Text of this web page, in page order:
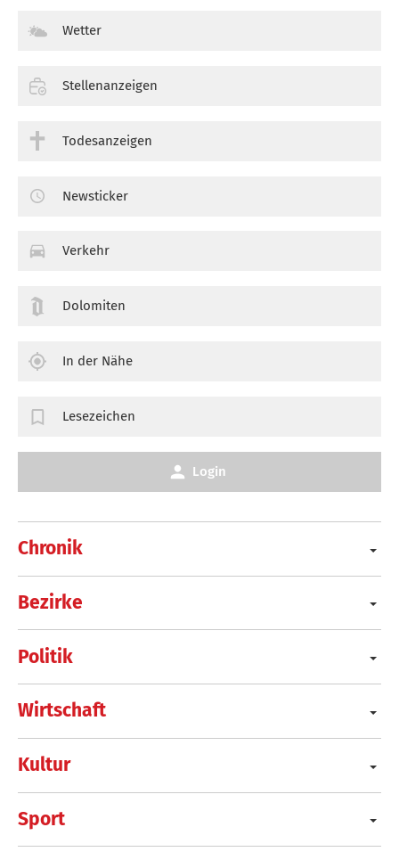
Chronik
Bezirke
Politik
Wirtschaft
Kultur
Sport
Wetter
Stellenanzeigen
Todesanzeigen
Newsticker
Verkehr
Dolomiten
In der Nähe
Lesezeichen
Login